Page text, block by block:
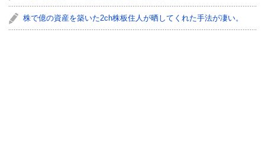
株で億の資産を築いた2ch株板住人が晒してくれた手法が凄い。